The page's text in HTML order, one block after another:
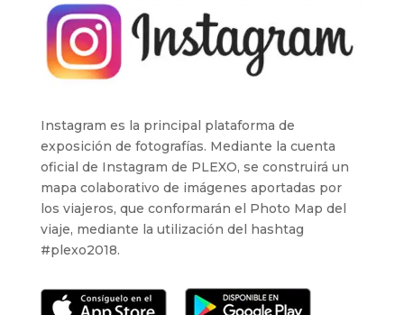
Instagram es la principal plataforma de
exposición de fotografías. Mediante la cuenta
oficial de Instagram de PLEXO, se construirá un
mapa colaborativo de imágenes aportadas por
los viajeros, que conformarán el Photo Map del
viaje, mediante la utilización del hashtag
#plexo2018.